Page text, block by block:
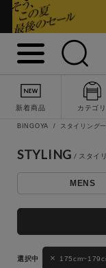
新着商品 カテゴリ
キーワード
性別
BINGOYA スタイリング
STYLING
MENS